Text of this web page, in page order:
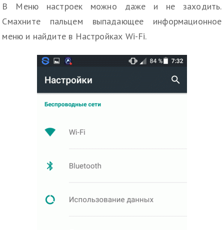
В Меню настроек можно даже и не заходить.
Смахните пальцем выпадающее информационное
меню и найдите в Настройках Wi-Fi.